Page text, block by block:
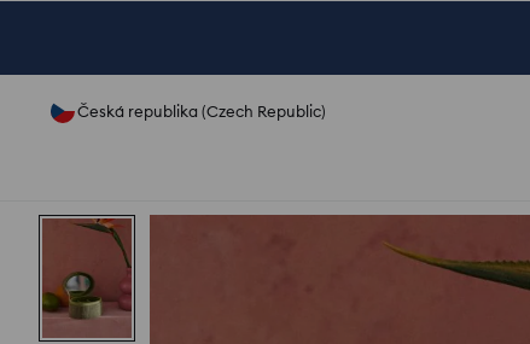
Česká republika (Czech Republic)